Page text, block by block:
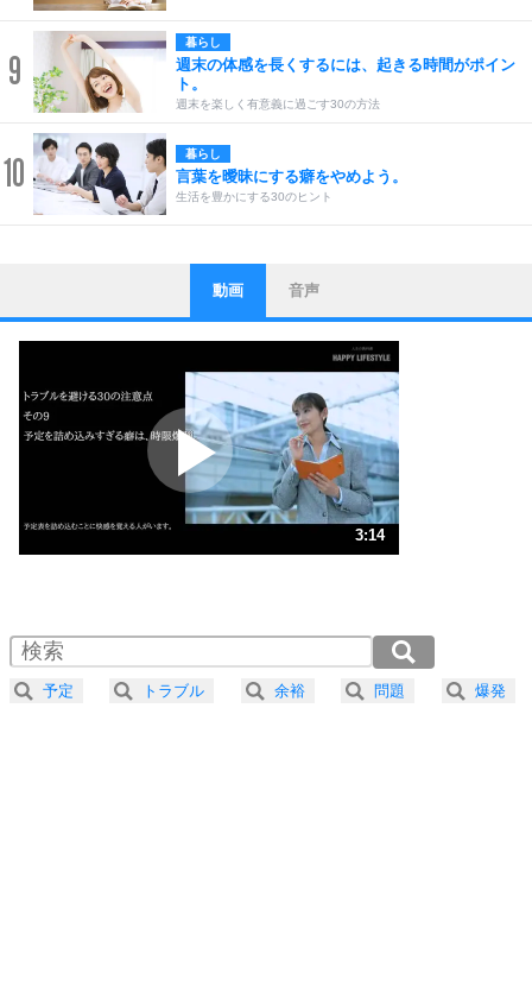
9
暮らし
週末の体感を長くするには、起きる時間がポイン
ト。
週末を楽しく有意義に過ごす30の方法
10 暮らし
言葉を曖昧にする癖をやめよう。
生活を豊かにする30のヒント
1
ストレス対策
他人と比べない。
いっそのこと、他人を見ない。
いらいらしない人になる30の方法
プラス思考
ポジティブになれない原因は、行動しないから。
ポジティブ思考になる30の方法
ストレス対策
人生、なんとかなるもの。
気楽に生きる30の方法
4 器の大きい人は、怒りを優しさで表現する。
動画 音声
3:14
2.0倍速 （381KB 1分37秒）
2.5倍速 （305KB 1分17秒）
3.0倍速 （255KB 1分4秒）
予定 トラブル 余裕 問題 爆発